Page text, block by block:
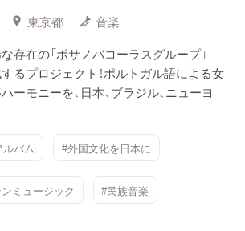
東京都
音楽
存在の「ボサノバコーラスグループ」
るプロジェクト！ポルトガル語による女
ーモニーを、日本、ブラジル、ニューヨ
バム #外国文化を日本に
ミュージック #民族音楽